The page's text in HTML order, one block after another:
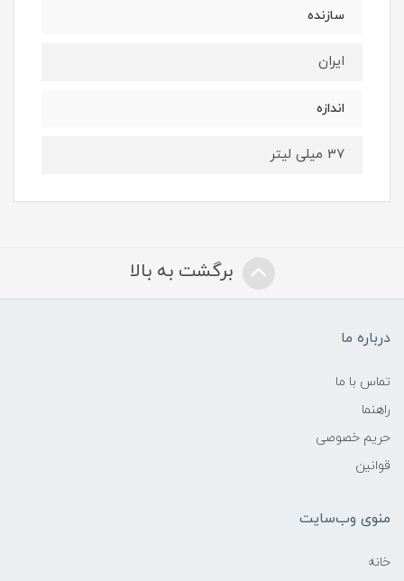
سازنده
ایران
اندازه
37 میلی لیتر
برگشت به بالا
درباره ما
تماس با ما
راهنما
حریم خصوصی
قوانین
منوی وب‌سایت
خانه